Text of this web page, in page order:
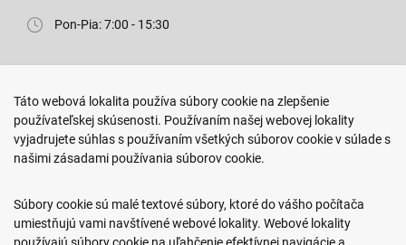
Pon-Pia: 7:00 - 15:30
Arm. gen. Svobodu 23/A
080 01 Prešov
0917 466 578
sekcovpredajna@doroka.sk
Pon-Ned: 9:00 - 20:00
Táto webová lokalita používa súbory cookie na zlepšenie
používateľskej skúsenosti. Používaním našej webovej lokality
vyjadrujete súhlas s používaním všetkých súborov cookie v súlade s
našimi zásadami používania súborov cookie.
Súbory cookie sú malé textové súbory, ktoré do vášho počítača
umiestňujú vami navštívené webové lokality. Webové lokality
používajú súbory cookie na uľahčenie efektívnej navigácie a